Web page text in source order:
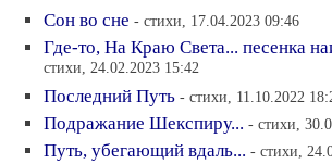
Сон во сне - стихи, 17.04.2023 09:46
Где-то, На Краю Света... песенка
стихи, 24.02.2023 15:42
Последний Путь - стихи, 11.10.2022
Подражание Шекспиру... - стихи,
Путь, убегающий вдаль... - стихи,